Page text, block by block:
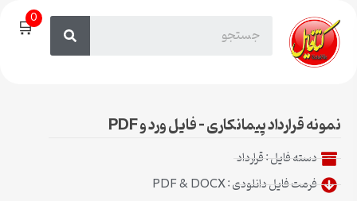
🛒0
نمونه قرارداد پیمانکاری – فایل ورد و PDF
دسته فایل :قرارداد
فرمت فایل دانلودی : PDF & DOCX